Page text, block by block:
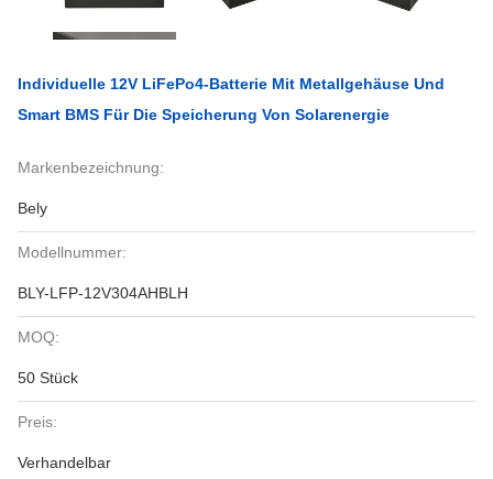
Individuelle 12V LiFePo4-Batterie Mit Metallgehäuse Und
Smart BMS Für Die Speicherung Von Solarenergie
Markenbezeichnung:
Bely
Modellnummer:
BLY-LFP-12V304AHBLH
MOQ:
50 Stück
Preis:
Verhandelbar